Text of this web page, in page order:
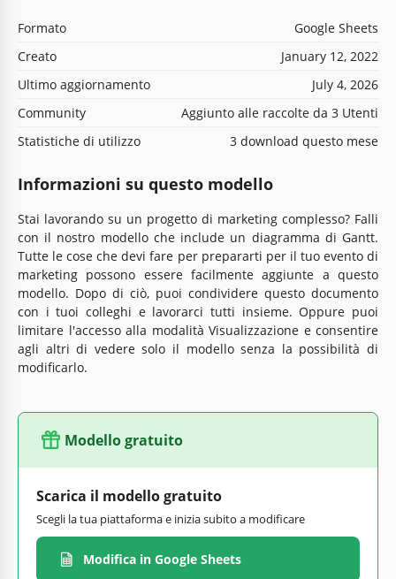
Formato
Google Sheets
Creato
January 12, 2022
Ultimo aggiornamento
July 4, 2026
Community
Aggiunto alle raccolte da 3 Utenti
Statistiche di utilizzo
3 download questo mese
Informazioni su questo modello
Stai lavorando su un progetto di marketing complesso? Falli
con il nostro modello che include un diagramma di Gantt.
Tutte le cose che devi fare per prepararti per il tuo evento di
marketing possono essere facilmente aggiunte a questo
modello. Dopo di ciò, puoi condividere questo documento
con i tuoi colleghi e lavorarci tutti insieme. Oppure puoi
limitare l'accesso alla modalità Visualizzazione e consentire
agli altri di vedere solo il modello senza la possibilità di
modificarlo.
Modello gratuito
Scarica il modello gratuito
Scegli la tua piattaforma e inizia subito a modificare
Modifica in Google Sheets